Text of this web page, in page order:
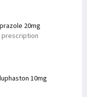
20mg
prescription
10mg